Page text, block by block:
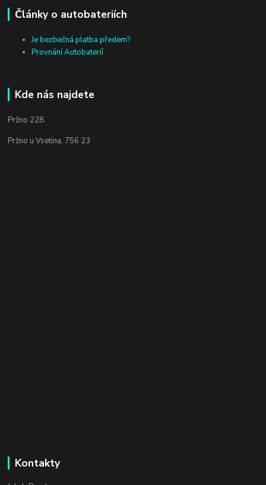
Články o autobateriích
Je bezbečná platba předem?
Provnání Autobateríí
Kde nás najdete
Pržno 228
Pržno u Vsetína, 756 23
Kontakty